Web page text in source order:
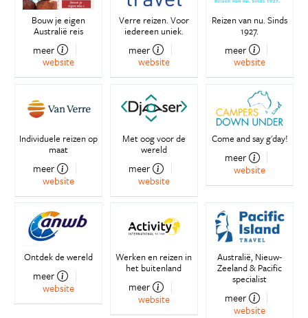
Bouw je eigen
Australië reis
meer
website
Verre reizen. Voor
iedereen uniek.
meer
website
Reizen van nu. Sinds
1927.
meer
website
Individuele reizen op
maat
meer
website
Met oog voor de
wereld
meer
website
Come and say g'day!
meer
website
Ontdek de wereld
meer
website
Werken en reizen in
het buitenland
meer
website
Australië, Nieuw-
Zeeland & Pacific
specialist
meer
website